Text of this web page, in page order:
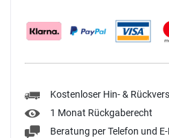
Kostenloser Hin- &
1 Monat Rückgaberecht
Beratung per Telefon und E-